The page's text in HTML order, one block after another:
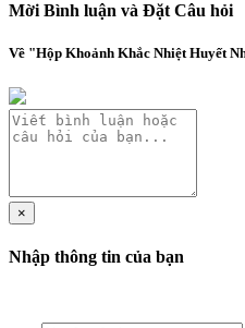
Mời Bình luận và Đặt Câu hỏi
Về "Hộp Khoảnh Khắc Nhiệt Huyết
×
Nhập thông tin của bạn